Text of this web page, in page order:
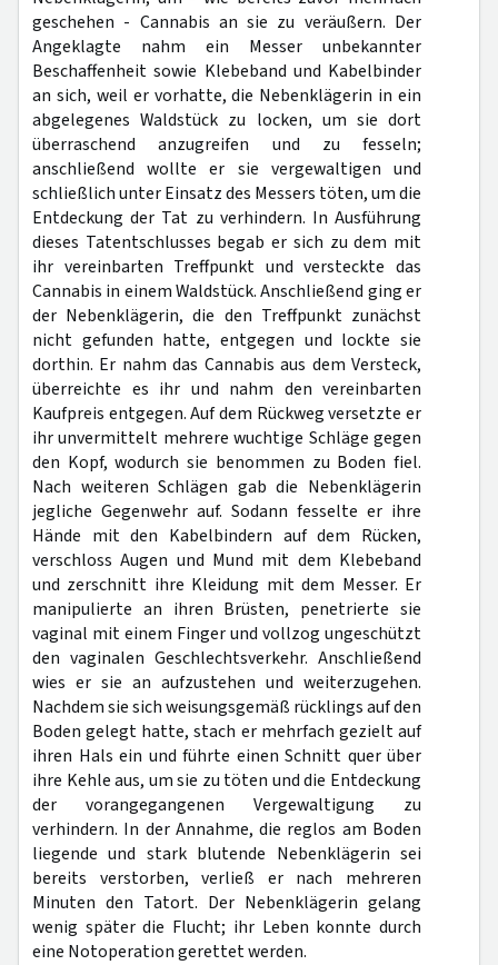
geschehen - Cannabis an sie zu veräußern. Der
Angeklagte nahm ein Messer unbekannter
Beschaffenheit sowie Klebeband und Kabelbinder
an sich, weil er vorhatte, die Nebenklägerin in ein
abgelegenes Waldstück zu locken, um sie dort
überraschend anzugreifen und zu fesseln;
anschließend wollte er sie vergewaltigen und
schließlich unter Einsatz des Messers töten, um die
Entdeckung der Tat zu verhindern. In Ausführung
dieses Tatentschlusses begab er sich zu dem mit
ihr vereinbarten Treffpunkt und versteckte das
Cannabis in einem Waldstück. Anschließend ging er
der Nebenklägerin, die den Treffpunkt zunächst
nicht gefunden hatte, entgegen und lockte sie
dorthin. Er nahm das Cannabis aus dem Versteck,
überreichte es ihr und nahm den vereinbarten
Kaufpreis entgegen. Auf dem Rückweg versetzte er
ihr unvermittelt mehrere wuchtige Schläge gegen
den Kopf, wodurch sie benommen zu Boden fiel.
Nach weiteren Schlägen gab die Nebenklägerin
jegliche Gegenwehr auf. Sodann fesselte er ihre
Hände mit den Kabelbindern auf dem Rücken,
verschloss Augen und Mund mit dem Klebeband
und zerschnitt ihre Kleidung mit dem Messer. Er
manipulierte an ihren Brüsten, penetrierte sie
vaginal mit einem Finger und vollzog ungeschützt
den vaginalen Geschlechtsverkehr. Anschließend
wies er sie an aufzustehen und weiterzugehen.
Nachdem sie sich weisungsgemäß rücklings auf den
Boden gelegt hatte, stach er mehrfach gezielt auf
ihren Hals ein und führte einen Schnitt quer über
ihre Kehle aus, um sie zu töten und die Entdeckung
der vorangegangenen Vergewaltigung zu
verhindern. In der Annahme, die reglos am Boden
liegende und stark blutende Nebenklägerin sei
bereits verstorben, verließ er nach mehreren
Minuten den Tatort. Der Nebenklägerin gelang
wenig später die Flucht; ihr Leben konnte durch
eine Notoperation gerettet werden.